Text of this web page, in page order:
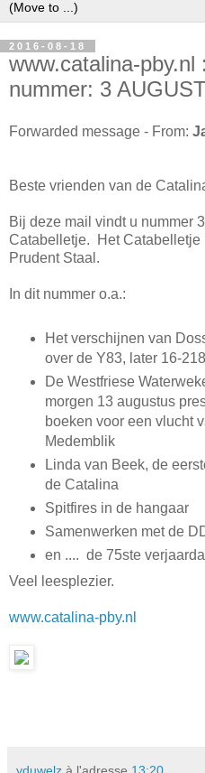
2016-08-18
www.catalina-pby.nl
nummer: 3
Forwarded message - From:
Beste vrienden van de
Bij deze mail vindt u nummer
Catabelletje. Het Catabelletje
Prudent Staal.
In dit nummer o.a.:
Het verschijnen van
over de Y83, later 16-218
De Westfriese
morgen 13 augustus
boeken voor een vlucht
Medemblik
Linda van Beek, de
de Catalina
Spitfires in de hangaar
Samenwerken met de
en .... de 75ste
Veel leesplezier.
www.catalina-pby.nl